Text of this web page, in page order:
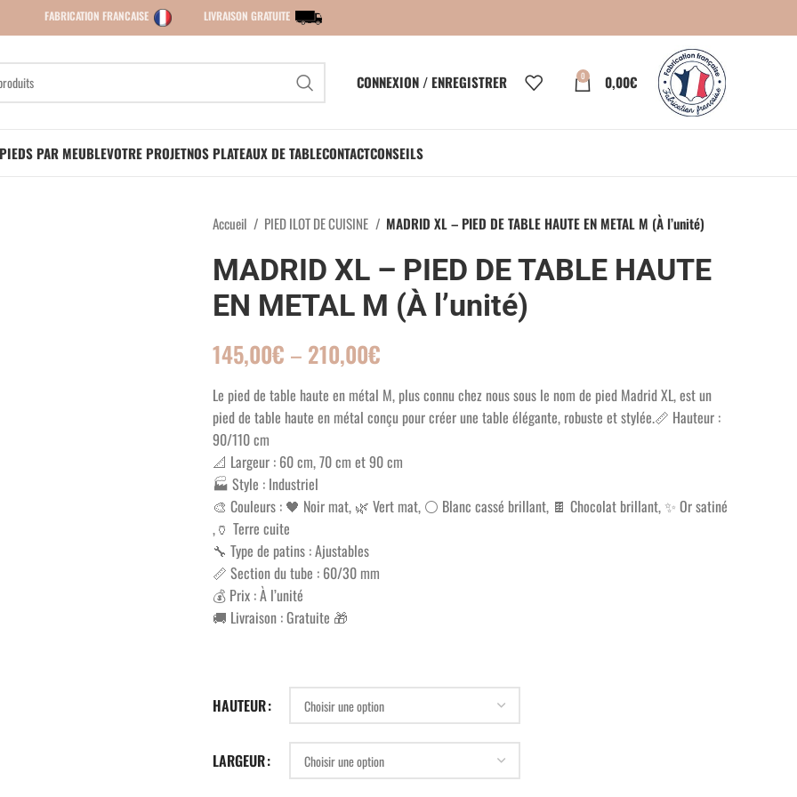
FABRICATION FRANCAISE LIVRAISON GRATUITE
CONNEXION / ENREGISTRER 0 0,00€
PAR MEUBLEVOTRE PROJETNOS PLATEAUX DE TABLECONTACTCONSEILS
Accueil PIED ILOT DE CUISINE MADRID XL – PIED DE TABLE HAUTE EN METAL M (À l’unité)
MADRID XL – PIED DE TABLE HAUTE
EN METAL M (À l’unité)
145,00€ – 210,00€
Le pied de table haute en métal M, plus connu chez nous sous le nom de pied Madrid XL, est un
pied de table haute en métal conçu pour créer une table élégante, robuste et stylée.📏 Hauteur :
90/110 cm
📐 Largeur : 60 cm, 70 cm et 90 cm
🏭 Style : Industriel
🎨 Couleurs : 🖤 Noir mat, 🌿 Vert mat, ⚪ Blanc cassé brillant, 🍫 Chocolat brillant, ✨ Or satiné
,🏺 Terre cuite
🔧 Type de patins : Ajustables
📏 Section du tube : 60/30 mm
💰 Prix : À l’unité
🚚 Livraison : Gratuite 🎁
HAUTEUR
LARGEUR